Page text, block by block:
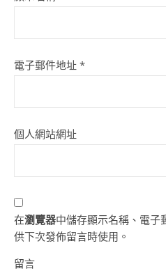
電子郵件地址 *
個人網站網址
在瀏覽器中儲存顯示名稱、電子
供下次發佈留言時使用。
留言